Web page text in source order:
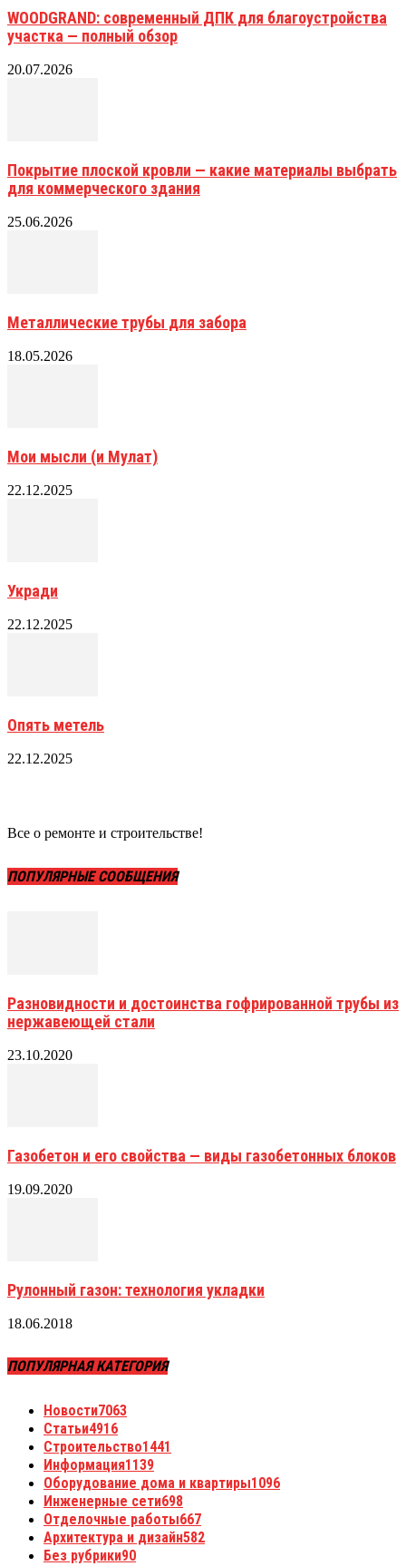
WOODGRAND: современный ДПК для благоустройства
участка — полный обзор
20.07.2026
Покрытие плоской кровли — какие материалы выбрать
для коммерческого здания
25.06.2026
Металлические трубы для забора
18.05.2026
Мои мысли (и Мулат)
22.12.2025
Укради
22.12.2025
Опять метель
22.12.2025
Все о ремонте и строительстве!
ПОПУЛЯРНЫЕ СООБЩЕНИЯ
Разновидности и достоинства гофрированной трубы из
нержавеющей стали
23.10.2020
Газобетон и его свойства — виды газобетонных блоков
19.09.2020
Рулонный газон: технология укладки
18.06.2018
ПОПУЛЯРНАЯ КАТЕГОРИЯ
Новости7063
Статьи4916
Строительство1441
Информация1139
Оборудование дома и квартиры1096
Инженерные сети698
Отделочные работы667
Архитектура и дизайн582
Без рубрики90